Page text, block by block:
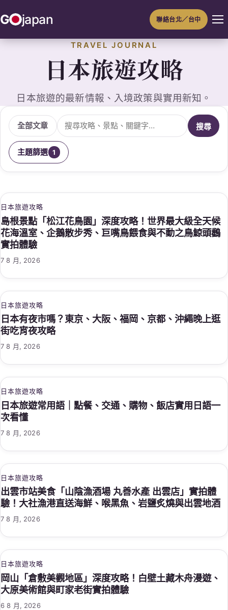
至
G japan 聯絡台北／台中
TRAVEL JOURNAL
日本旅遊攻略
日本旅遊的最新情報、入境政策與實用新知。
全部文章 搜尋文章 搜尋
主題篩選 1
日本旅遊攻略
島根景點「松江花鳥園」深度攻略！世界最大級全天候
花海溫室、企鵝散步秀、巨嘴鳥餵食與不動之鳥鯨頭鸛
實拍體驗
7 8 月, 2026
日本旅遊攻略
日本有夜市嗎？東京、大阪、福岡、京都、沖繩晚上逛
街吃宵夜攻略
7 8 月, 2026
日本旅遊攻略
日本旅遊常用語｜點餐、交通、購物、飯店實用日語一
次看懂
7 8 月, 2026
日本旅遊攻略
出雲市站美食「山陰漁酒場 丸善水產 出雲店」實拍體
驗！大社漁港直送海鮮、喉黑魚、岩鹽炙燒與出雲地酒
7 8 月, 2026
日本旅遊攻略
岡山「倉敷美觀地區」深度攻略！白壁土藏木舟漫遊、
大原美術館與町家老街實拍體驗
6 8 月, 2026